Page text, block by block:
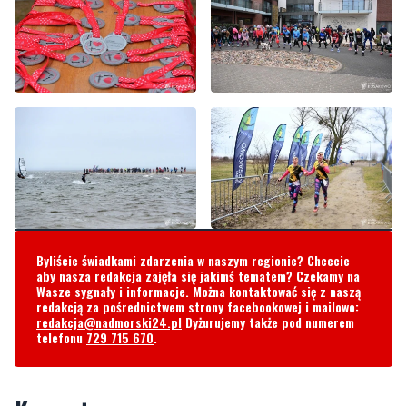
Byliście świadkami zdarzenia w naszym regionie? Chcecie
aby nasza redakcja zajęła się jakimś tematem? Czekamy na
Wasze sygnały i informacje. Można kontaktować się z naszą
redakcja@nadmorski24.plDyżurujemy także pod numerem
telefonu729 715 670.
Komentarze